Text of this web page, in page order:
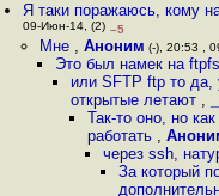
Я таки поражаюсь, кому
09-Июн-14, (2) –5
Мне , Аноним (-), 20:53 ,
Это был намек на ftpfs
или SFTP ftp то да,
открытые летают ,
Так-то оно, но
работать ,
через ssh,
За который